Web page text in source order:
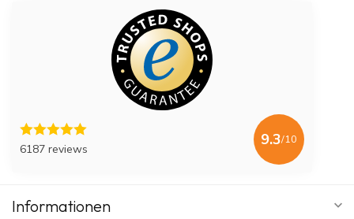
6187 reviews
9.3/10
Informationen